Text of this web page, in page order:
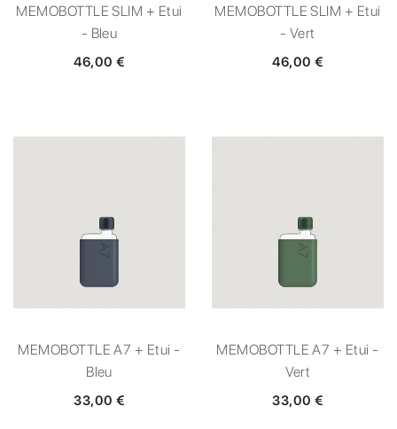
MEMOBOTTLE SLIM + Etui
- Bleu
46,00 €
MEMOBOTTLE SLIM + Etui
- Vert
46,00 €
MEMOBOTTLE A7 + Etui -
Bleu
33,00 €
MEMOBOTTLE A7 + Etui -
Vert
33,00 €